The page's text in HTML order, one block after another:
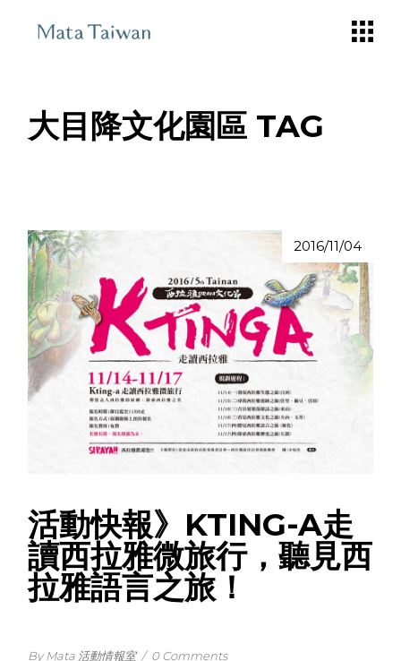
大目降文化園區 TAG
2016/11/04
活動快報》KTING-A走
讀西拉雅微旅行，聽見西
拉雅語言之旅！
By Mata 活動情報室 / 0 Comments